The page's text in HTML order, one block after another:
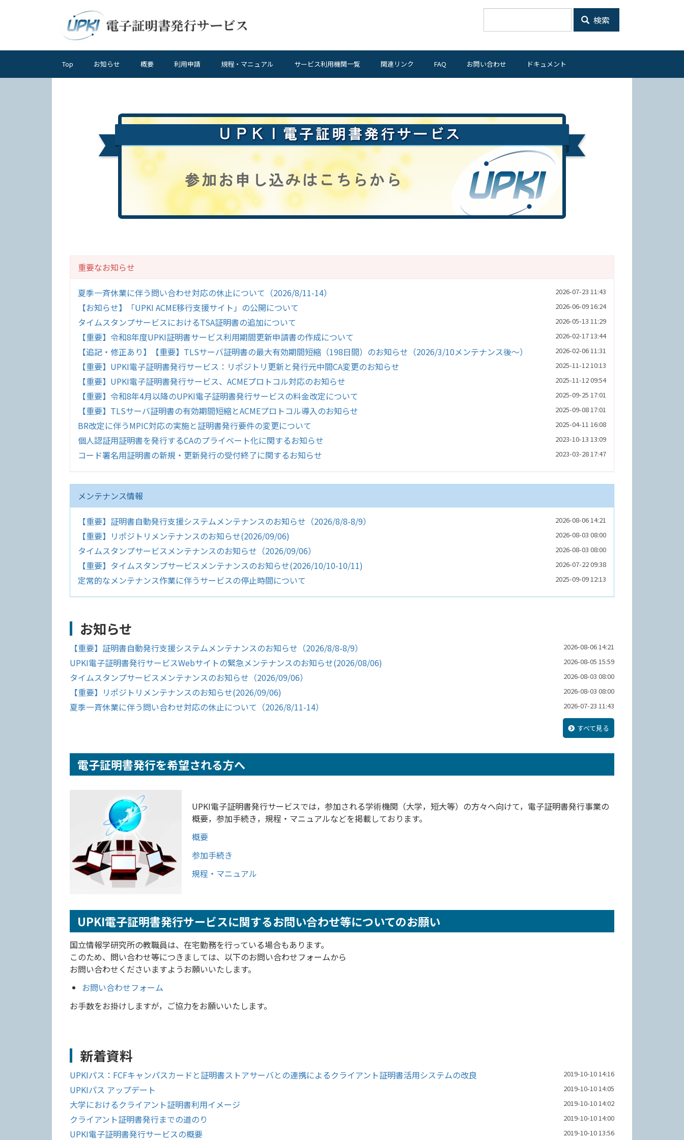
ン
検索
メ
イ
Top お知らせ 概要 利用申請 規程・マニュアル サービス利用機関一覧 関連リンク FAQ お問い合わせ ドキュメント
重要なお知らせ
夏季一斉休業に伴う問い合わせ対応の休止について（2026/8/11-14） 2026-07-23 11:43
【お知らせ】「UPKI ACME移行支援サイト」の公開について 2026-06-09 16:24
タイムスタンプサービスにおけるTSA証明書の追加について 2026-05-13 11:29
【重要】令和8年度UPKI証明書サービス利用期間更新申請書の作成について 2026-02-17 13:44
【追記・修正あり】【重要】TLSサーバ証明書の最大有効期間短縮（198日間）のお知らせ（2026/3/10メンテナンス後～） 2026-02-06 11:31
【重要】UPKI電子証明書発行サービス：リポジトリ更新と発行元中間CA変更のお知らせ 2025-11-12 10:13
【重要】UPKI電子証明書発行サービス、ACMEプロトコル対応のお知らせ 2025-11-12 09:54
【重要】令和8年4月以降のUPKI電子証明書発行サービスの料金改定について 2025-09-25 17:01
【重要】TLSサーバ証明書の有効期間短縮とACMEプロトコル導入のお知らせ 2025-09-08 17:01
BR改定に伴うMPIC対応の実施と証明書発行要件の変更について 2025-04-11 16:08
個人認証用証明書を発行するCAのプライベート化に関するお知らせ 2023-10-13 13:09
コード署名用証明書の新規・更新発行の受付終了に関するお知らせ 2023-03-28 17:47
メンテナンス情報
【重要】証明書自動発行支援システムメンテナンスのお知らせ（2026/8/8-8/9） 2026-08-06 14:21
【重要】リポジトリメンテナンスのお知らせ(2026/09/06) 2026-08-03 08:00
タイムスタンプサービスメンテナンスのお知らせ（2026/09/06） 2026-08-03 08:00
【重要】タイムスタンプサービスメンテナンスのお知らせ(2026/10/10-10/11) 2026-07-22 09:38
定常的なメンテナンス作業に伴うサービスの停止時間について 2025-09-09 12:13
お知らせ
【重要】証明書自動発行支援システムメンテナンスのお知らせ（2026/8/8-8/9） 2026-08-06 14:21
UPKI電子証明書発行サービスWebサイトの緊急メンテナンスのお知らせ(2026/08/06) 2026-08-05 15:59
タイムスタンプサービスメンテナンスのお知らせ（2026/09/06） 2026-08-03 08:00
【重要】リポジトリメンテナンスのお知らせ(2026/09/06) 2026-08-03 08:00
夏季一斉休業に伴う問い合わせ対応の休止について（2026/8/11-14） 2026-07-23 11:43
すべて見る
電子証明書発行を希望される方へ
UPKI電子証明書発行サービスでは，参加される学術機関（大学，短大等）の方々へ向けて，電子証明書発行事業の
概要，参加手続き，規程・マニュアルなどを掲載しております。
概要
参加手続き
規程・マニュアル
UPKI電子証明書発行サービスに関するお問い合わせ等についてのお願い
国立情報学研究所の教職員は、在宅勤務を行っている場合もあります。
このため、問い合わせ等につきましては、以下のお問い合わせフォームから
お問い合わせくださいますようお願いいたします。
お問い合わせフォーム
お手数をお掛けしますが，ご協力をお願いいたします。
新着資料
UPKIパス：FCFキャンパスカードと証明書ストアサーバとの連携によるクライアント証明書活用システムの改良 2019-10-10 14:16
UPKIパス アップデート 2019-10-10 14:05
大学におけるクライアント証明書利用イメージ 2019-10-10 14:02
クライアント証明書発行までの道のり 2019-10-10 14:00
UPKI電子証明書発行サービスの概要 2019-10-10 13:56